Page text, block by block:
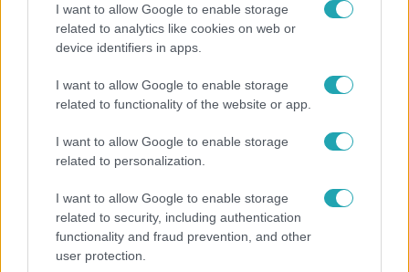
I want to allow Google to enable storage
related to analytics like cookies on web or
device identifiers in apps.
I want to allow Google to enable storage
related to functionality of the website or app.
I want to allow Google to enable storage
related to personalization.
I want to allow Google to enable storage
related to security, including authentication
functionality and fraud prevention, and other
user protection.
Nagyvilág
A világ legidősebb asszonya dohányzott és bort
ivott – 122 évig élt